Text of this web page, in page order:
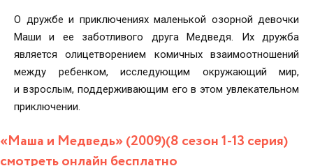
О дружбе и приключениях маленькой озорной девочки
Маши и ее заботливого друга Медведя. Их дружба
является олицетворением комичных взаимоотношений
между ребенком, исследующим окружающий мир,
и взрослым, поддерживающим его в этом увлекательном
приключении.
«Маша и Медведь» (2009)(8 сезон 1-13 серия)
смотреть онлайн бесплатно